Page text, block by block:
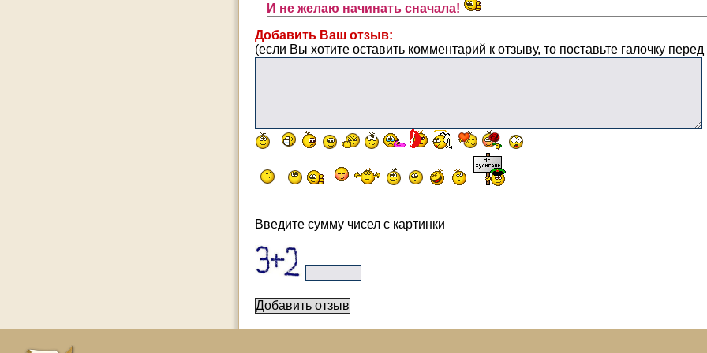
И не желаю начинать сначала!
Добавить Ваш отзыв:
(если Вы хотите оставить комментарий к отзыву, то поставьте галочку
Введите сумму чисел с картинки